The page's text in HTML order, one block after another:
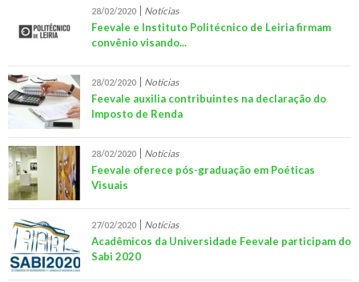
28/02/2020 Notícias
Feevale e Instituto Politécnico de Leiria firmam
convênio visando...
28/02/2020 Notícias
Feevale auxilia contribuintes na declaração do
Imposto de Renda
28/02/2020 Notícias
Feevale oferece pós-graduação em Poéticas
Visuais
27/02/2020 Notícias
Acadêmicos da Universidade Feevale participam do
Sabi 2020